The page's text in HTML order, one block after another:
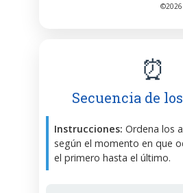
©2026
⏰
Secuencia de
Instrucciones: Ordena los
según el momento en que
el primero hasta el último.